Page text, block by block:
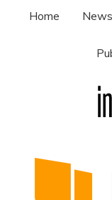
Home